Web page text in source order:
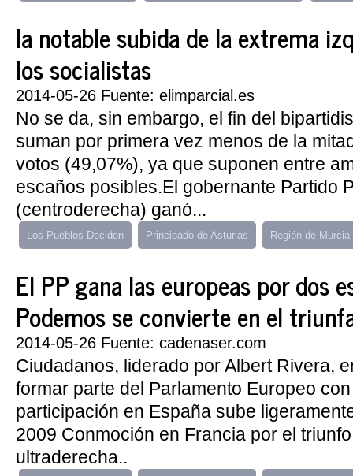
la notable subida de la extrema
los socialistas
2014-05-26 Fuente: elimparcial.es
No se da, sin embargo, el fin del
suman por primera vez menos de la
votos (49,07%), ya que suponen entre
escaños posibles.El gobernante Partido
(centroderecha) ganó...
Los Pueblos Deciden Principado de Asturias Región de Murcia
El PP gana las europeas por dos
Podemos se convierte en el
2014-05-26 Fuente: cadenaser.com
Ciudadanos, liderado por Albert Rivera,
formar parte del Parlamento Europeo
participación en España sube
2009 Conmoción en Francia por el
ultraderecha..